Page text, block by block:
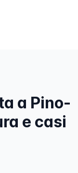
a Pino-
e casi